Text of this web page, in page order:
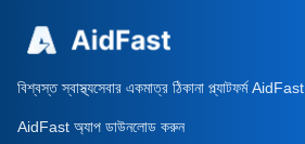
বিশ্বস্ত স্বাস্থ্যসেবার একমাত্র ঠিকানা প্ল্যাটফর্ম AidFast
AidFast অ্যাপ ডাউনলোড করুন